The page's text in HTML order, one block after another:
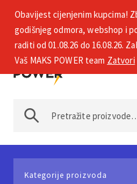
+385 1 2002 575
Kategorije proizvoda
Obavijest cijenjenim kupcima!
godišnjeg odmora, webshop i
raditi od 01.08.26 do 16.08.26.
Vaš MAKS POWER team Zatvori